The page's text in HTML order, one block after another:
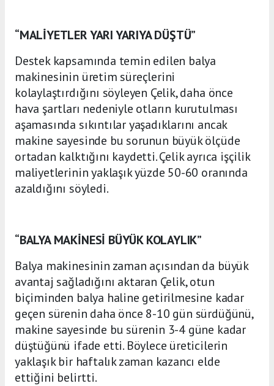
“MALİYETLER YARI YARIYA DÜŞTÜ”
Destek kapsamında temin edilen balya
makinesinin üretim süreçlerini
kolaylaştırdığını söyleyen Çelik, daha önce
hava şartları nedeniyle otların kurutulması
aşamasında sıkıntılar yaşadıklarını ancak
makine sayesinde bu sorunun büyük ölçüde
ortadan kalktığını kaydetti. Çelik ayrıca işçilik
maliyetlerinin yaklaşık yüzde 50-60 oranında
azaldığını söyledi.
“BALYA MAKİNESİ BÜYÜK KOLAYLIK”
Balya makinesinin zaman açısından da büyük
avantaj sağladığını aktaran Çelik, otun
biçiminden balya haline getirilmesine kadar
geçen sürenin daha önce 8-10 gün sürdüğünü,
makine sayesinde bu sürenin 3-4 güne kadar
düştüğünü ifade etti. Böylece üreticilerin
yaklaşık bir haftalık zaman kazancı elde
ettiğini belirtti.